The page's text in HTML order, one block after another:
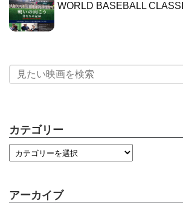
WORLD BASEBALL
カテゴリー
アーカイブ